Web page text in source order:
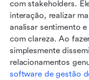
com stakeholders.
interação, realizar
analisar sentimento
com clareza. Ao
simplesmente
relacionamentos
software de gestão